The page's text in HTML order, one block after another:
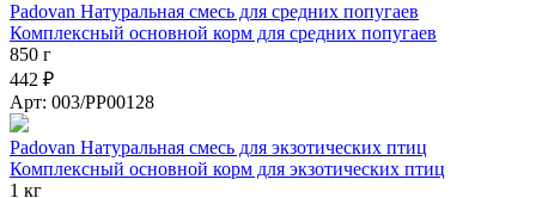
Padovan Натуральная смесь для средних попугаев
Комплексный основной корм для средних попугаев
850 г
442 ₽
Арт: 003/PP00128
Padovan Натуральная смесь для экзотических птиц
Комплексный основной корм для экзотических птиц
1 кг